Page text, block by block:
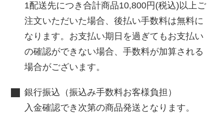
1配送先につき合計商品10,800円(税込)以上ご
注文いただいた場合、後払い手数料は無料に
なります。お支払い期日を過ぎてもお支払い
の確認ができない場合、手数料が加算される
場合がございます。
銀行振込（振込み手数料お客様負担）
入金確認でき次第の商品発送となります。